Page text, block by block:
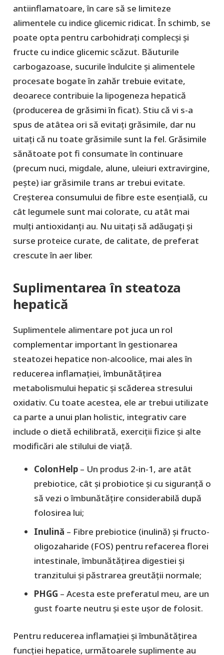
antiinflamatoare, în care să se limiteze
alimentele cu indice glicemic ridicat. În schimb, se
poate opta pentru carbohidrați complecși și
fructe cu indice glicemic scăzut. Băuturile
carbogazoase, sucurile îndulcite și alimentele
procesate bogate în zahăr trebuie evitate,
deoarece contribuie la lipogeneza hepatică
(producerea de grăsimi în ficat). Stiu că vi s-a
spus de atâtea ori să evitați grăsimile, dar nu
uitați că nu toate grăsimile sunt la fel. Grăsimile
sănătoate pot fi consumate în continuare
(precum nuci, migdale, alune, uleiuri extravirgine,
pește) iar grăsimile trans ar trebui evitate.
Creșterea consumului de fibre este esențială, cu
cât legumele sunt mai colorate, cu atât mai
mulți antioxidanți au. Nu uitați să adăugați și
surse proteice curate, de calitate, de preferat
crescute în aer liber.
Suplimentarea în steatoza
hepatică
Suplimentele alimentare pot juca un rol
complementar important în gestionarea
steatozei hepatice non-alcoolice, mai ales în
reducerea inflamației, îmbunătățirea
metabolismului hepatic și scăderea stresului
oxidativ. Cu toate acestea, ele ar trebui utilizate
ca parte a unui plan holistic, integrativ care
include o dietă echilibrată, exerciții fizice și alte
modificări ale stilului de viață.
ColonHelp – Un produs 2-in-1, are atât
prebiotice, cât și probiotice și cu siguranță o
să vezi o îmbunătățire considerabilă după
folosirea lui;
Inulină – Fibre prebiotice (inulină) și fructo-
oligozaharide (FOS) pentru refacerea florei
intestinale, îmbunătățirea digestiei și
tranzitului și păstrarea greutății normale;
PHGG – Acesta este preferatul meu, are un
gust foarte neutru și este ușor de folosit.
Pentru reducerea inflamației și îmbunătățirea
funcției hepatice, următoarele suplimente au